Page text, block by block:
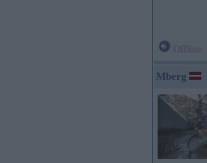
Mberg